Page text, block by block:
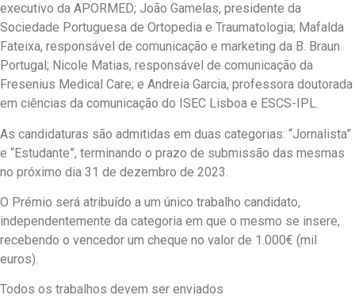
executivo da APORMED; João Gamelas, presidente da
Sociedade Portuguesa de Ortopedia e Traumatologia; Mafalda
Fateixa, responsável de comunicação e marketing da B. Braun
Portugal; Nicole Matias, responsável de comunicação da
Fresenius Medical Care; e Andreia Garcia, professora doutorada
em ciências da comunicação do ISEC Lisboa e ESCS-IPL.
As candidaturas são admitidas em duas categorias: “Jornalista”
e “Estudante”, terminando o prazo de submissão das mesmas
no próximo dia 31 de dezembro de 2023.
O Prémio será atribuído a um único trabalho candidato,
independentemente da categoria em que o mesmo se insere,
recebendo o vencedor um cheque no valor de 1.000€ (mil
euros).
Todos os trabalhos devem ser enviados